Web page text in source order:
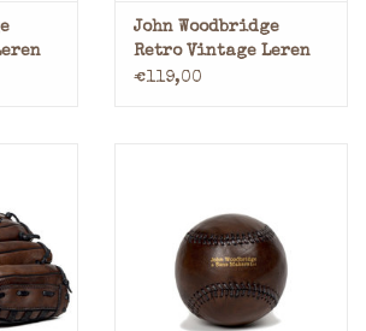
John Woodbridge
Retro Vintage Leren
Rugbybal 1920
€119,00